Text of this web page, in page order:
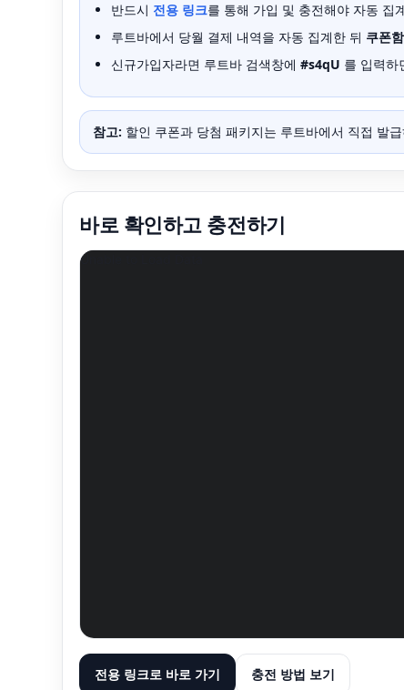
반드시 전용 링크를 통해 가입 및 충전해야 자동 집
루트바에서 당월 결제 내역을 자동 집계한 뒤 쿠폰
신규가입자라면 루트바 검색창에 #s4qU 를 입력하
참고: 할인 쿠폰과 당첨 패키지는 루트바에서 직접 발
바로 확인하고 충전하기
전용 링크로 바로 가기 충전 방법 보기